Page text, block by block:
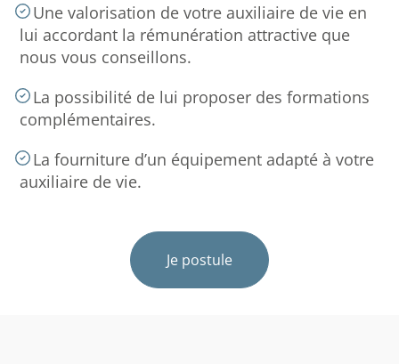
Une valorisation de votre auxiliaire de vie en
lui accordant la rémunération attractive que
nous vous conseillons.
La possibilité de lui proposer des formations
complémentaires.
La fourniture d’un équipement adapté à votre
auxiliaire de vie.
Je postule